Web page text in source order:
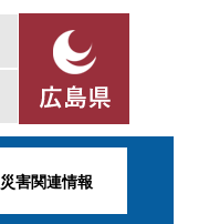
災害関連情報